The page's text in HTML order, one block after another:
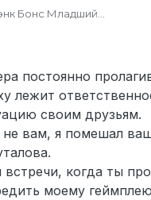
Бонс Младший
gugugaga_4
ранг
укажи
и вдруг услышал как по
двери, через пару
) Покажу админу демку
на игроков? Да
постоянно
лежит
своим друзьям.
вам, я помешал
когда ты
моему